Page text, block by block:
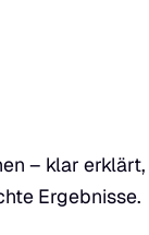
– klar erklärt,
Ergebnisse.